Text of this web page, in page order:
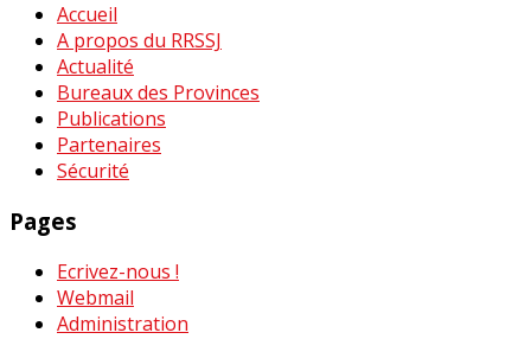
Accueil
A propos du RRSSJ
Actualité
Bureaux des Provinces
Publications
Partenaires
Sécurité
Pages
Ecrivez-nous !
Webmail
Administration